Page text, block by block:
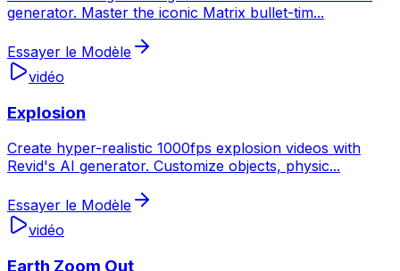
generator. Master the iconic Matrix bullet-tim...
Essayer le Modèle
vidéo
Explosion
Create hyper-realistic 1000fps explosion videos with
Revid's AI generator. Customize objects, physic...
Essayer le Modèle
vidéo
Earth Zoom Out